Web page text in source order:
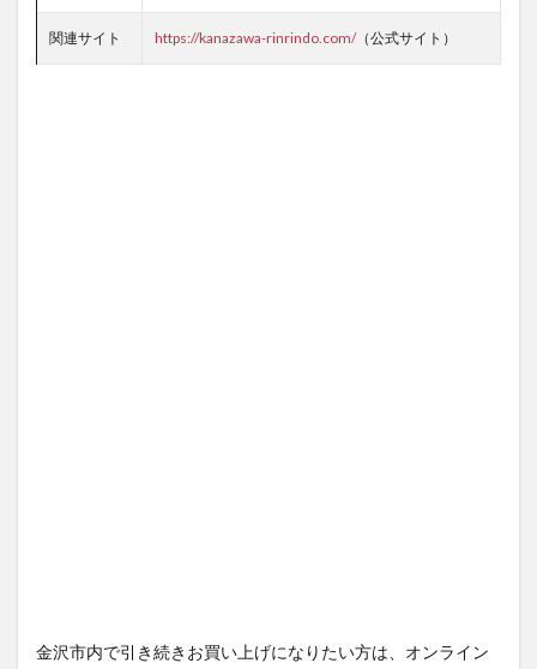
関連サイト https://kanazawa-rinrindo.com/（公式サイト）
金沢市内で引き続きお買い上げになりたい方は、オンライン